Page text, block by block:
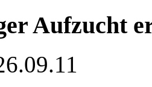
Aufzucht